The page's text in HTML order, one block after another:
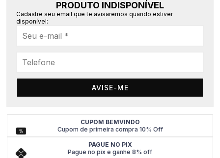
PRODUTO INDISPONÍVEL
Cadastre seu email que te avisaremos quando estiver
disponível:
AVISE-ME
CUPOM BEMVINDO
Cupom de primeira compra 10% Off
PAGUE NO PIX
Pague no pix e ganhe 8% off